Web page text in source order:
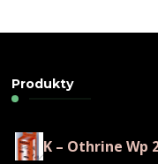
Produkty
K – Othrine Wp